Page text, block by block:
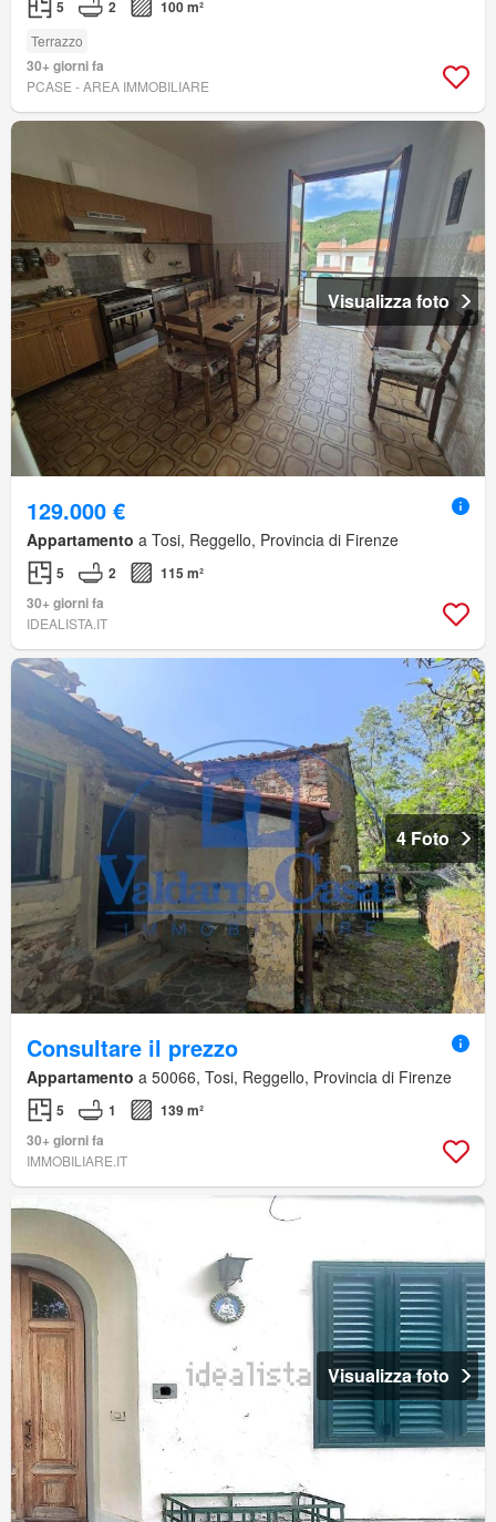
5 2 100 m²
Terrazzo
30+ giorni fa
PCASE - AREA IMMOBILIARE
Visualizza foto
129.000 €
Appartamento a Tosi, Reggello, Provincia di Firenze
5 2
115 m²
30+ giorni fa
IDEALISTA.IT
4 Foto
Consultare il prezzo
Appartamento a 50066, Tosi, Reggello, Provincia di Firenze
5 1
139 m²
30+ giorni fa
IMMOBILIARE.IT
Visualizza foto